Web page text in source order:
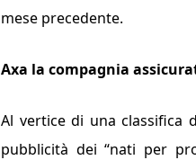
mese precedente.
Axa la compagnia
Al vertice di una classifica
pubblicità dei “nati per